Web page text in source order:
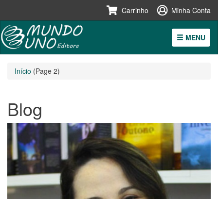
para
Carrinho Minha Conta
MENU
Início (Page 2)
Blog